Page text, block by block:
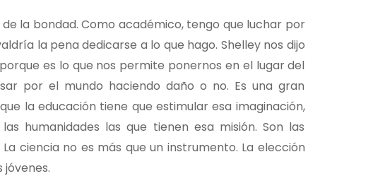
la bondad. Como académico, tengo que luchar por
la pena dedicarse a lo que hago. Shelley nos dijo
es lo que nos permite ponernos en el lugar del
por el mundo haciendo daño o no. Es una gran
la educación tiene que estimular esa imaginación,
humanidades las que tienen esa misión. Son las
ciencia no es más que un instrumento. La elección